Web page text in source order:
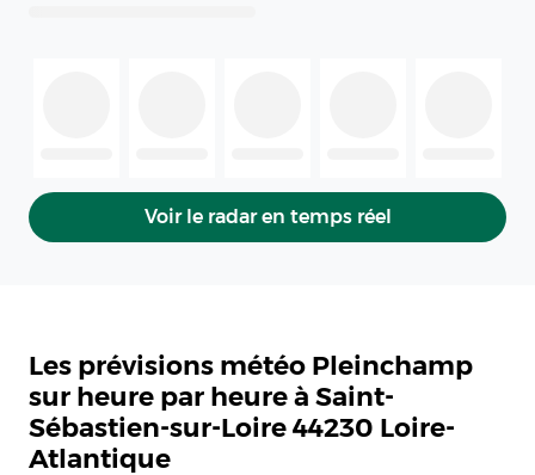
Voir le radar en temps réel
Les prévisions météo Pleinchamp
sur heure par heure à Saint-
Sébastien-sur-Loire 44230 Loire-
Atlantique